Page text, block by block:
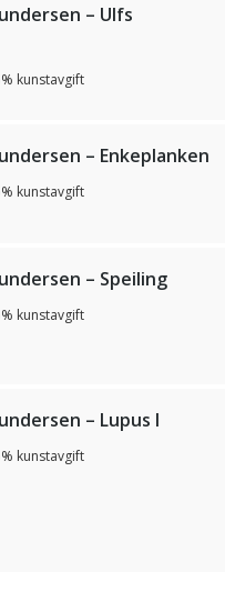
– Ulfs
kunstavgift
– Enkeplanken
kunstavgift
– Speiling
kunstavgift
– Lupus l
kunstavgift